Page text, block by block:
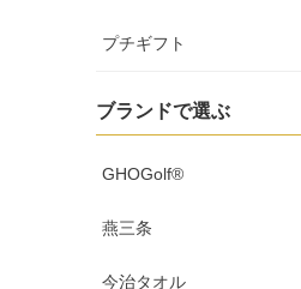
プチギフト
ブランドで選ぶ
GHOGolf®
燕三条
今治タオル